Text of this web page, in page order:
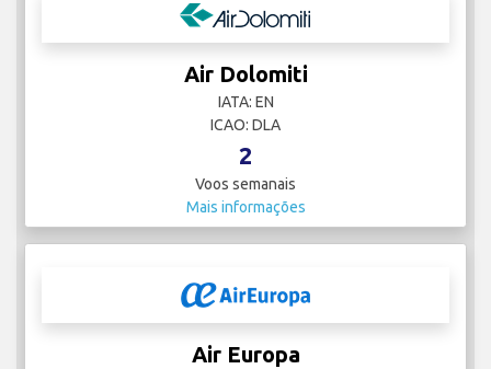
Air Dolomiti
IATA: EN
ICAO: DLA
2
Voos semanais
Mais informações
Air Europa